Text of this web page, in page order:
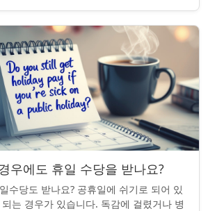
우에도 휴일 수당을 받나요?
수당도 받나요? 공휴일에 쉬기로 되어 있
는 경우가 있습니다. 독감에 걸렸거나 병